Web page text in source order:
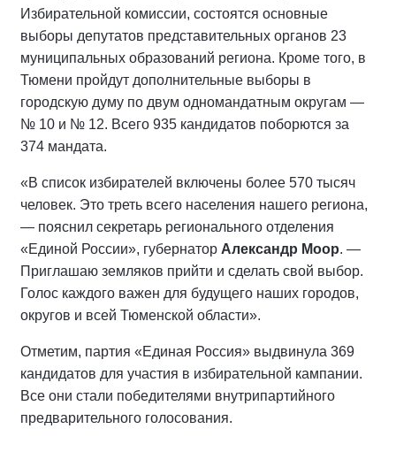
Избирательной комиссии, состоятся основные
выборы депутатов представительных органов 23
муниципальных образований региона. Кроме того, в
Тюмени пройдут дополнительные выборы в
городскую думу по двум одномандатным округам —
№ 10 и № 12. Всего 935 кандидатов поборются за
374 мандата.
«В список избирателей включены более 570 тысяч
человек. Это треть всего населения нашего региона,
— пояснил секретарь регионального отделения
«Единой России», губернатор Александр Моор. —
Приглашаю земляков прийти и сделать свой выбор.
Голос каждого важен для будущего наших городов,
округов и всей Тюменской области».
Отметим, партия «Единая Россия» выдвинула 369
кандидатов для участия в избирательной кампании.
Все они стали победителями внутрипартийного
предварительного голосования.